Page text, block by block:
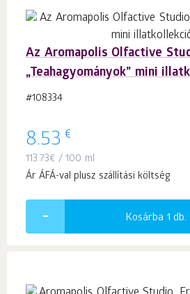
Az Aromapolis Olfactive
„Teahagyományok” mini
#108334
8.53 €
113.73€ / 100 ml
Ár ÁFÁ-val plusz szállítási költség
Kosárba 1 db.